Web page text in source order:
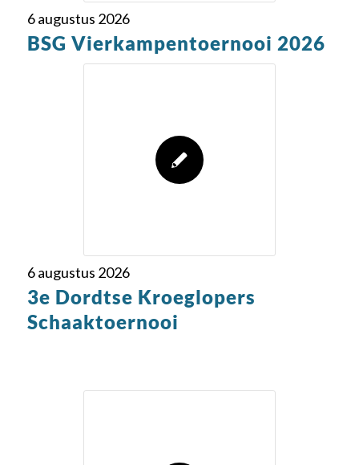
6 augustus 2026
BSG Vierkampentoernooi 2026
6 augustus 2026
3e Dordtse Kroeglopers
Schaaktoernooi